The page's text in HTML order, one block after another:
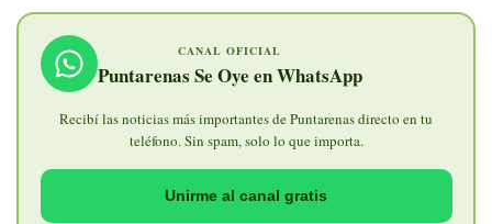
CANAL OFICIAL
Puntarenas Se Oye en WhatsApp
Recibí las noticias más importantes de Puntarenas directo en tu
teléfono. Sin spam, solo lo que importa.
Unirme al canal gratis